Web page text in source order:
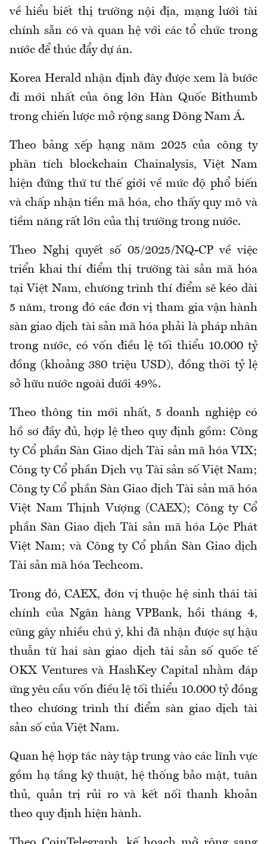
về hiểu biết thị trường nội địa, mạng lưới tài
chính sẵn có và quan hệ với các tổ chức trong
nước để thúc đẩy dự án.
Korea Herald nhận định đây được xem là bước
đi mới nhất của ông lớn Hàn Quốc Bithumb
trong chiến lược mở rộng sang Đông Nam Á.
Theo bảng xếp hạng năm 2025 của công ty
phân tích blockchain Chainalysis, Việt Nam
hiện đứng thứ tư thế giới về mức độ phổ biến
và chấp nhận tiền mã hóa, cho thấy quy mô và
tiềm năng rất lớn của thị trường trong nước.
Theo Nghị quyết số 05/2025/NQ-CP về việc
triển khai thí điểm thị trường tài sản mã hóa
tại Việt Nam, chương trình thí điểm sẽ kéo dài
5 năm, trong đó các đơn vị tham gia vận hành
sàn giao dịch tài sản mã hóa phải là pháp nhân
trong nước, có vốn điều lệ tối thiểu 10.000 tỷ
đồng (khoảng 380 triệu USD), đồng thời tỷ lệ
sở hữu nước ngoài dưới 49%.
Theo thông tin mới nhất, 5 doanh nghiệp có
hồ sơ đầy đủ, hợp lệ theo quy định gồm: Công
ty Cổ phần Sàn Giao dịch Tài sản mã hóa VIX;
Công ty Cổ phần Dịch vụ Tài sản số Việt Nam;
Công ty Cổ phần Sàn Giao dịch Tài sản mã hóa
Việt Nam Thịnh Vượng (CAEX); Công ty Cổ
phần Sàn Giao dịch Tài sản mã hóa Lộc Phát
Việt Nam; và Công ty Cổ phần Sàn Giao dịch
Tài sản mã hóa Techcom.
Trong đó, CAEX, đơn vị thuộc hệ sinh thái tài
chính của Ngân hàng VPBank, hồi tháng 4,
cũng gây nhiều chú ý, khi đã nhận được sự hậu
thuẫn từ hai sàn giao dịch tài sản số quốc tế
OKX Ventures và HashKey Capital nhằm đáp
ứng yêu cầu vốn điều lệ tối thiểu 10.000 tỷ đồng
theo chương trình thí điểm sàn giao dịch tài
sản số của Việt Nam.
Quan hệ hợp tác này tập trung vào các lĩnh vực
gồm hạ tầng kỹ thuật, hệ thống bảo mật, tuân
thủ, quản trị rủi ro và kết nối thanh khoản
theo quy định hiện hành.